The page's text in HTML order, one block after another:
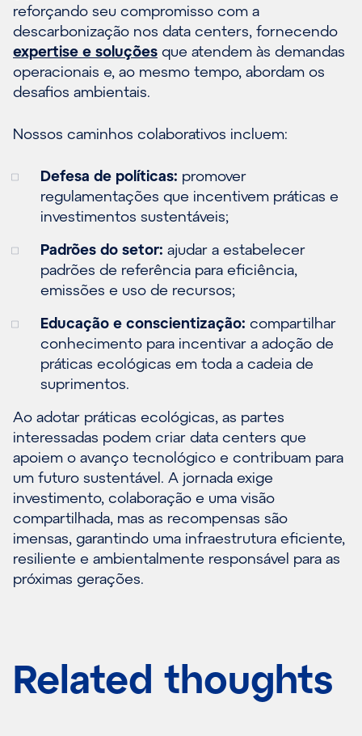
reforçando seu compromisso com a
descarbonização nos data centers, fornecendo
expertise e soluções que atendem às demandas
operacionais e, ao mesmo tempo, abordam os
desafios ambientais.
Nossos caminhos colaborativos incluem:
Defesa de políticas: promover
regulamentações que incentivem práticas e
investimentos sustentáveis;
Padrões do setor: ajudar a estabelecer
padrões de referência para eficiência,
emissões e uso de recursos;
Educação e conscientização: compartilhar
conhecimento para incentivar a adoção de
práticas ecológicas em toda a cadeia de
suprimentos.
Ao adotar práticas ecológicas, as partes
interessadas podem criar data centers que
apoiem o avanço tecnológico e contribuam para
um futuro sustentável. A jornada exige
investimento, colaboração e uma visão
compartilhada, mas as recompensas são
imensas, garantindo uma infraestrutura eficiente,
resiliente e ambientalmente responsável para as
próximas gerações.
Related thoughts